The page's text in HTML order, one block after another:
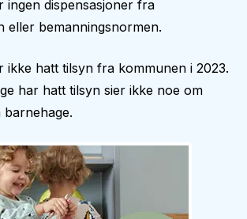
ingen dispensasjoner fra
eller bemanningsnormen.
ikke hatt tilsyn fra kommunen i 2023.
har hatt tilsyn sier ikke noe om
barnehage.